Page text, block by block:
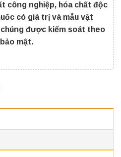
công nghiệp, hóa chất độc
có giá trị và mẫu vật
được kiểm soát theo
mật.